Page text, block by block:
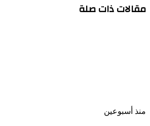
"معا
مقالات ذات صلة
منذ أسبوعين